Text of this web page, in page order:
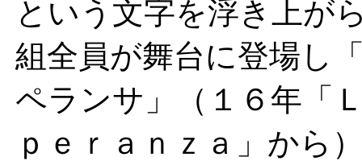
という文字を浮き上が
組全員が舞台に登場し
ペランサ」（１６年「
ｐｅｒａｎｚａ」から